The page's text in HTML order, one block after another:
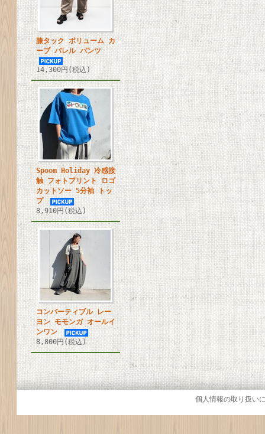
膝タック ボリューム カ
ーブ バレル パンツ
14,300円(税込)
Spoom Holiday 冷感接
触 フォトプリント ロゴ
カットソー 5分袖 トッ
プ
8,910円(税込)
コンバーティブル レー
ヨン モモンガ オールイ
ンワン
8,800円(税込)
個人情報の取り扱い